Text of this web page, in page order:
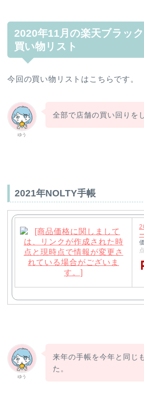
2020年11月の楽天ブラッ
買い物リスト
今回の買い物リストはこちらです。
ゆう
全部で店舗の買い回りを
2021年NOLTY手帳
ゆう
来年の手帳を今年と同じ
た。